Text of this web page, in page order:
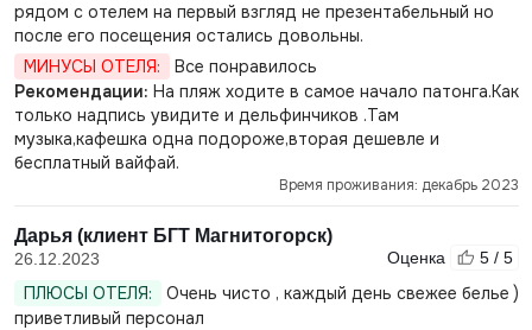
рядом с отелем на первый взгляд не презентабельный но
после его посещения остались довольны.
МИНУСЫ ОТЕЛЯ:
Все понравилось
Рекомендации: На пляж ходите в самое начало патонга.Как
только надпись увидите и дельфинчиков .Там
музыка,кафешка одна подороже,вторая дешевле и
бесплатный вайфай.
Время проживания: декабрь 2023
Дарья (клиент БГТ Магнитогорск)
26.12.2023 Оценка 5 / 5
ПЛЮСЫ ОТЕЛЯ:
Очень чисто , каждый день свежее белье )
приветливый персонал